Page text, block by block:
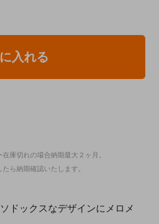
入れる
庫切れの場合納期最大２ヶ月。
ら納期確認いたします。
ドックスなデザインにメロメ